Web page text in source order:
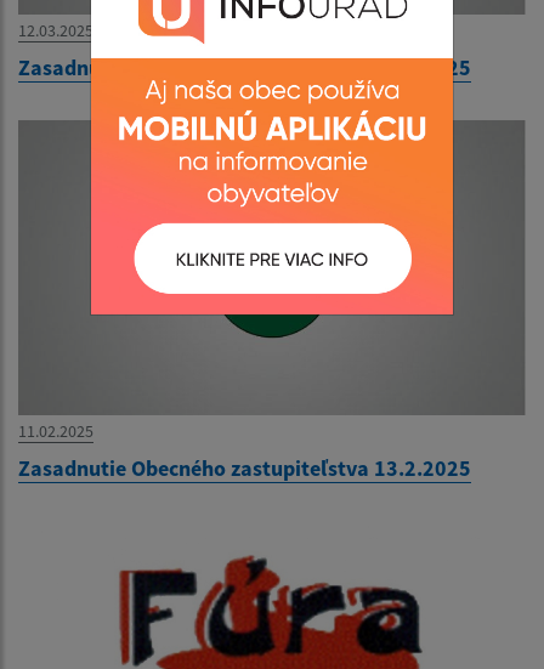
12.03.2025
Zasadnutie Obecného zastupiteľstva 18.3.2025
11.02.2025
Zasadnutie Obecného zastupiteľstva 13.2.2025